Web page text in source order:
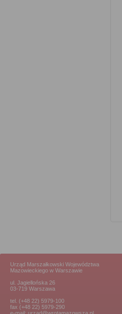
Urząd Marszałkowski Województwa
Mazowieckiego w Warszawie
ul. Jagiellońska 26
03-719 Warszawa
tel. (+48 22) 5979-100
fax (+48 22) 5979-290